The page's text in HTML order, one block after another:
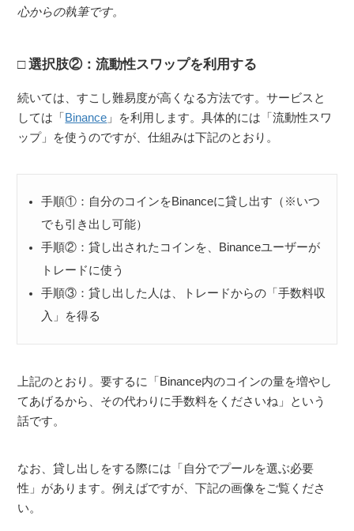
心からの執筆です。
選択肢②：流動性スワップを利用する
続いては、すこし難易度が高くなる方法です。サービスと
しては「Binance 」を利用します。具体的には「流動性スワ
ップ」を使うのですが、仕組みは下記のとおり。
手順①：自分のコインをBinanceに貸し出す（※いつ
でも引き出し可能）
手順②：貸し出されたコインを、Binanceユーザーが
トレードに使う
手順③：貸し出した人は、トレードからの「手数料収
入」を得る
上記のとおり。要するに「Binance内のコインの量を増やし
てあげるから、その代わりに手数料をくださいね」という
話です。
なお、貸し出しをする際には「自分でプールを選ぶ必要
性」があります。例えばですが、下記の画像をご覧くださ
い。